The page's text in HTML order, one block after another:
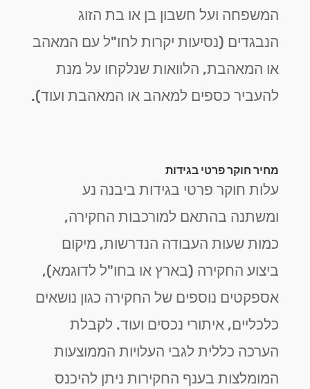
המשפחה ועל חשבון בן או בת הזוג
הנבגדים (נסיעות יקרות לחו"ל עם המאהב
או המאהבת, הלוואות שנלקחו על מנת
להעביר כספים למאהב או המאהבת ועוד).
מחיר חוקר פרטי בגידות
עלות חוקר פרטי בגידות ביבנה נע
ומשתנה בהתאם למורכבות החקירה,
כמות שעות העבודה הנדרשות, מיקום
ביצוע החקירה (בארץ או בחו"ל לדוגמא),
אספקטים נוספים של החקירה כגון נושאים
כלכליים, איתורי נכסים ועוד. לקבלת
הערכה כללית לגבי העלויות הממוצעות
המומלצות בענף החקירות ניתן להיכנס